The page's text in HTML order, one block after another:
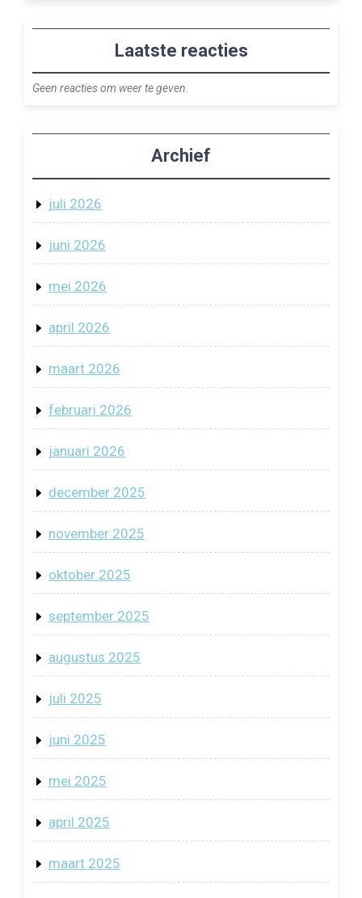
Laatste reacties
Geen reacties om weer te geven.
Archief
juli 2026
juni 2026
mei 2026
april 2026
maart 2026
februari 2026
januari 2026
december 2025
november 2025
oktober 2025
september 2025
augustus 2025
juli 2025
juni 2025
mei 2025
april 2025
maart 2025